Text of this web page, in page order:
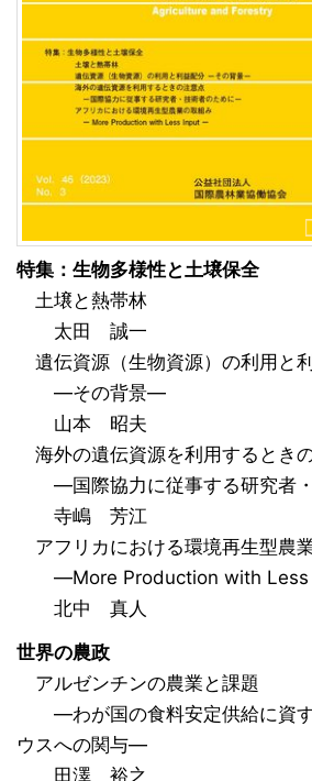
特集：生物多様性と土壌保全
土壌と熱帯林
太田 誠一
遺伝資源（生物資源）の利用と
―その背景―
山本 昭夫
海外の遺伝資源を利用するとき
―国際協力に従事する研究者
寺嶋 芳江
アフリカにおける環境再生型農
―More Production with
北中 真人
世界の農政
アルゼンチンの農業と課題
―わが国の食料安定供給に資す
ウスへの関与―
田澤 裕之